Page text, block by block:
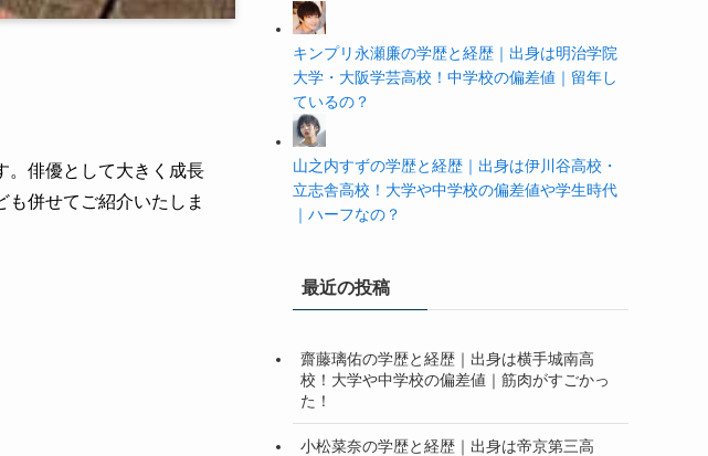
。俳優として大きく成長
併せてご紹介いたしま
キンプリ永瀬廉の学歴と経歴｜出身は明治学院
大学・大阪学芸高校！中学校の偏差値｜留年し
ているの？
山之内すずの学歴と経歴｜出身は伊川谷高校・
立志舎高校！大学や中学校の偏差値や学生時代
｜ハーフなの？
最近の投稿
齋藤璃佑の学歴と経歴｜出身は横手城南高
校！大学や中学校の偏差値｜筋肉がすごかっ
た！
小松菜奈の学歴と経歴｜出身は帝京第三高